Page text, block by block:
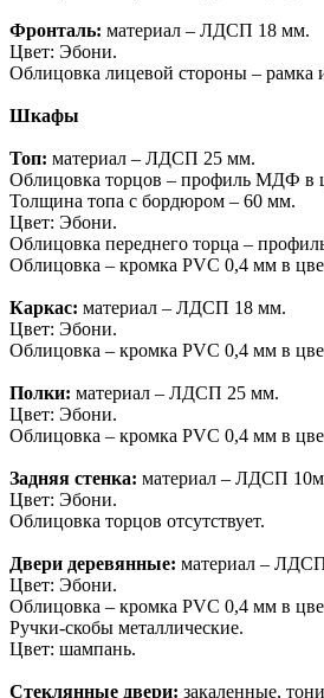
Фронталь: материал – ЛДСП 18 мм.
Цвет: Эбони.
Облицовка лицевой стороны –
Шкафы
Топ: материал – ЛДСП 25 мм.
Облицовка торцов – профиль МДФ в
Толщина топа с бордюром – 60 мм.
Цвет: Эбони.
Облицовка переднего торца –
Облицовка – кромка PVC 0,4 мм в
Каркас: материал – ЛДСП 18 мм.
Цвет: Эбони.
Облицовка – кромка PVC 0,4 мм в
Полки: материал – ЛДСП 25 мм.
Цвет: Эбони.
Облицовка – кромка PVC 0,4 мм в
Задняя стенка: материал – ЛДСП
Цвет: Эбони.
Облицовка торцов отсутствует.
Двери деревянные: материал –
Цвет: Эбони.
Облицовка – кромка PVC 0,4 мм в
Ручки-скобы металлические.
Цвет: шампань.
Стеклянные двери: закаленные,